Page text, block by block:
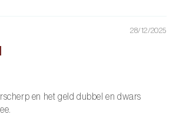
28/12/2025
en het geld dubbel en dwars